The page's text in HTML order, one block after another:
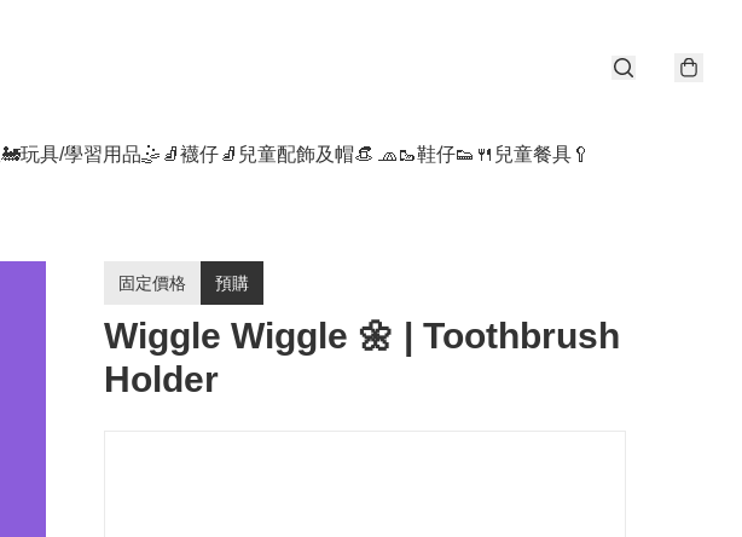
🚂玩具/學習用品🤹 🧦襪仔🧦 兒童配飾及帽👒 🧢🥾鞋仔👟 🍴兒童餐具🥄
固定價格 預購
Wiggle Wiggle 🌼 | Toothbrush
Holder